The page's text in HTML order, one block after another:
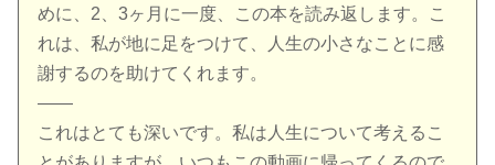
めに、2、3ヶ月に一度、この本を読み返します。こ
れは、私が地に足をつけて、人生の小さなことに感
謝するのを助けてくれます。
——
これはとても深いです。私は人生について考えるこ